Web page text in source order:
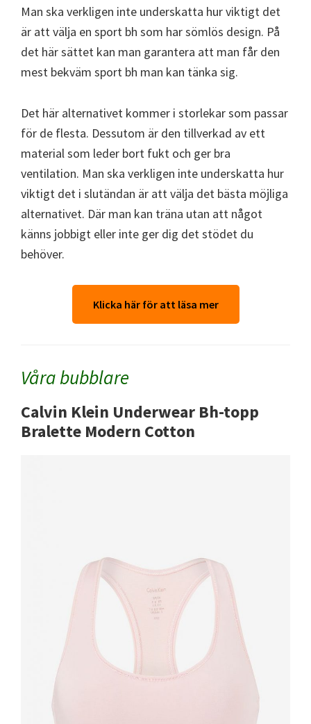
Man ska verkligen inte underskatta hur viktigt det
är att välja en sport bh som har sömlös design. På
det här sättet kan man garantera att man får den
mest bekväm sport bh man kan tänka sig.
Det här alternativet kommer i storlekar som passar
för de flesta. Dessutom är den tillverkad av ett
material som leder bort fukt och ger bra
ventilation. Man ska verkligen inte underskatta hur
viktigt det i slutändan är att välja det bästa möjliga
alternativet. Där man kan träna utan att något
känns jobbigt eller inte ger dig det stödet du
behöver.
Klicka här för att läsa mer
Våra bubblare
Calvin Klein Underwear Bh-topp
Bralette Modern Cotton